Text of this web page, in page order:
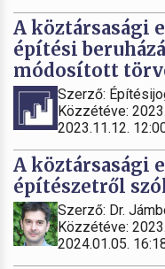
A köztársasági
építési
módosított
Szerző:
Közzétéve:
2023.11.12.
A köztársasági
építészetről
Szerző: Dr.
Közzétéve:
2024.01.05.